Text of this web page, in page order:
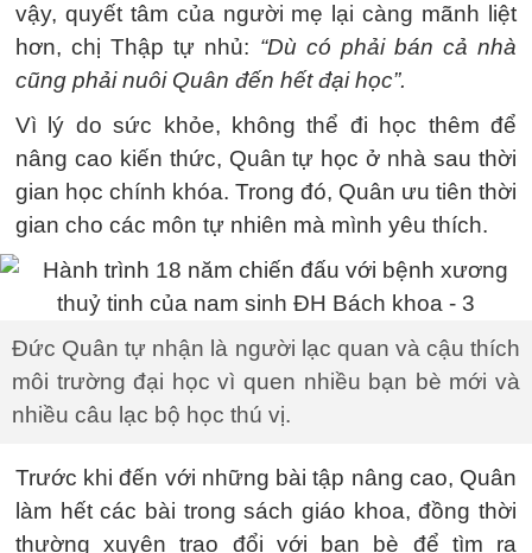
vậy, quyết tâm của người mẹ lại càng mãnh liệt
hơn, chị Thập tự nhủ: “Dù có phải bán cả nhà
cũng phải nuôi Quân đến hết đại học”.
Vì lý do sức khỏe, không thể đi học thêm để
nâng cao kiến thức, Quân tự học ở nhà sau thời
gian học chính khóa. Trong đó, Quân ưu tiên thời
gian cho các môn tự nhiên mà mình yêu thích.
Đức Quân tự nhận là người lạc quan và cậu thích
môi trường đại học vì quen nhiều bạn bè mới và
nhiều câu lạc bộ học thú vị.
Trước khi đến với những bài tập nâng cao, Quân
làm hết các bài trong sách giáo khoa, đồng thời
thường xuyên trao đổi với bạn bè để tìm ra